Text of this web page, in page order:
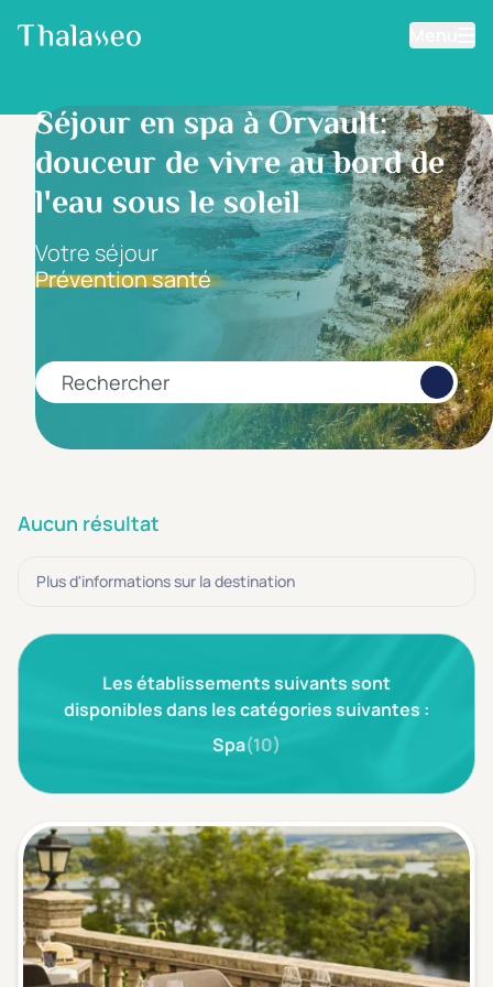
Aller au contenu principal
Séjour en spa à Orvault:
douceur de vivre au bord de
l'eau sous le soleil
Votre séjour
Prévention santé
Rechercher
Filtrer les résultats
Fourchette de prix
Prix par personne
Minimum
Maximum
Catégorie d'hôtel
5 étoiles *****
(0)
Note de nos clients
(0)
Très bien: 3.5+
Envie de
Ville
(0)
Montagne
(0)
Campagne
(0)
Aucun résultat
Plus d'informations sur la destination
Les établissements suivants sont
disponibles dans les catégories suivantes :
Spa(10)